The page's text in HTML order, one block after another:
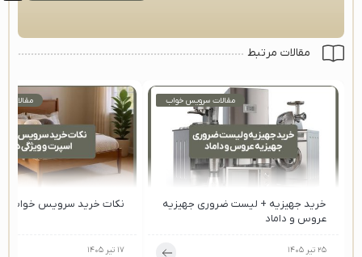
مقالات مرتبط
مقالات سرویس خواب
خرید جهیزیه + لیست ضروری جهیزیه
عروس و داماد
۲۵ تیر ۱۴۰۵
مقالات
نکات خرید سرویس خواب
۱۷ تیر ۱۴۰۵